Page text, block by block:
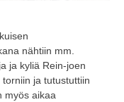
nähtiin mm.
ja kyliä Rein-joen
ja tutustuttiin
myös aikaa